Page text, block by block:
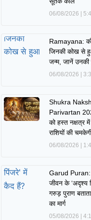
06/08/2026
Ramayana:
जिनकी कोख से
जन्म, जानें उनकी
06/08/2026
Shukra
Parivartan
को हस्त नक्षत्र
राशियों की
06/08/2026
Garud Puran:
जीवन के ‘अदृश्य
गरुड़ पुराण
का मार्ग
05/08/2026